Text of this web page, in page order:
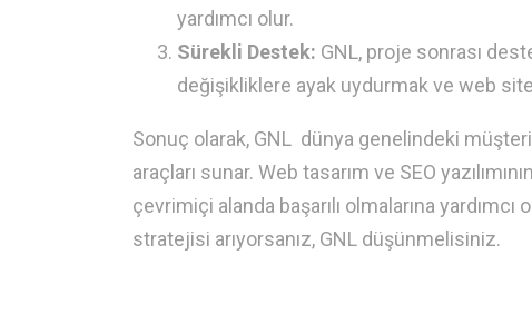
yardımcı olur.
Sürekli Destek: GNL, proje sonrası
değişikliklere ayak uydurmak ve web
Sonuç olarak, GNL dünya genelindeki
araçları sunar. Web tasarım ve SEO
çevrimiçi alanda başarılı olmalarına
stratejisi arıyorsanız, GNL düşünmelisiniz.